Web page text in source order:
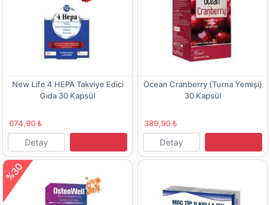
New Life 4 HEPA Takviye Edici
Gıda 30 Kapsül
674,90 ₺
Detay
Ocean Cranberry (Turna Yemişi)
30 Kapsül
389,90 ₺
Detay
%30